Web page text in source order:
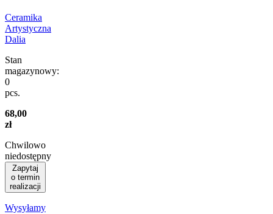
Ceramika
Artystyczna
Dalia
Stan
magazynowy:
0
pcs.
68,00
zł
Chwilowo
niedostępny
Zapytaj
o termin
realizacji
Wysyłamy